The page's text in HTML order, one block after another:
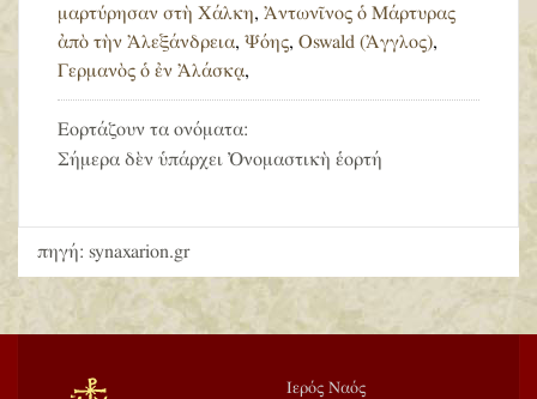
μαρτύρησαν στὴ Χάλκη, Ἀντωνῖνος ὁ Μάρτυρας
ἀπὸ τὴν Ἀλεξάνδρεια, Ψόης, Oswald (Ἀγγλος),
Γερμανὸς ὁ ἐν Ἀλάσκᾳ,
Εορτάζουν τα ονόματα:
Σήμερα δὲν ὑπάρχει Ὀνομαστικὴ ἑορτή
πηγή: synaxarion.gr
Ιερός Ναός